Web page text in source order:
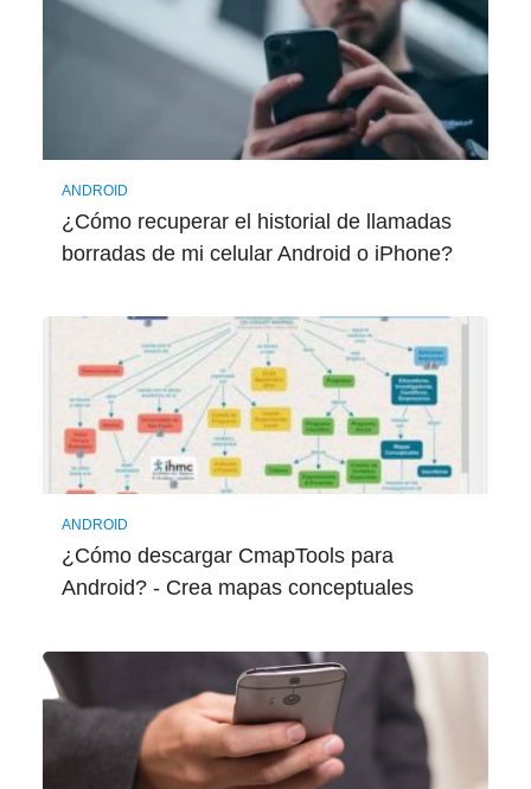
ANDROID
¿Cómo recuperar el historial de llamadas
borradas de mi celular Android o iPhone?
ANDROID
¿Cómo descargar CmapTools para
Android? - Crea mapas conceptuales